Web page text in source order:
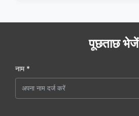
पूछताछ भेजें
नाम *